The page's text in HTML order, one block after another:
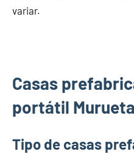
variar.
Casas
portátil Murueta
Tipo de casas